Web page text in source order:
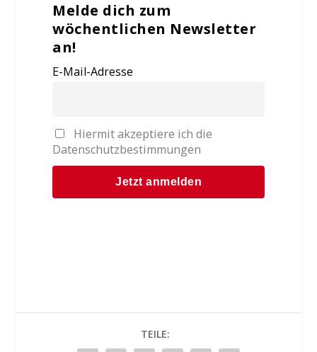
Melde dich zum
wöchentlichen Newsletter
an!
E-Mail-Adresse
Hiermit akzeptiere ich die
Datenschutzbestimmungen
TEILE: